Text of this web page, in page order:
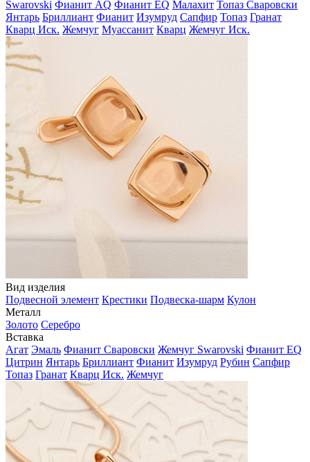
Swarovski Фианит AQ Фианит EQ Малахит Топаз Сваровски
Янтарь Бриллиант Фианит Изумруд Сапфир Топаз Гранат
Кварц Иск. Жемчуг Муассанит Кварц Жемчуг Иск.
Вид изделия
Подвесной элемент Крестики Подвеска-шарм Кулон
Металл
Золото Серебро
Вставка
Агат Эмаль Фианит Сваровски Жемчуг Swarovski Фианит EQ
Цитрин Янтарь Бриллиант Фианит Изумруд Рубин Сапфир
Топаз Гранат Кварц Иск. Жемчуг